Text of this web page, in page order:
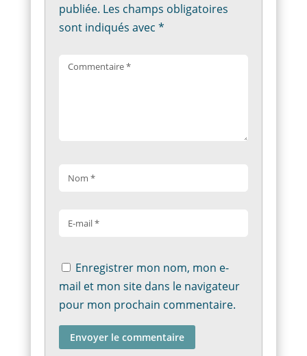
publiée. Les champs obligatoires
sont indiqués avec *
Enregistrer mon nom, mon e-
mail et mon site dans le navigateur
pour mon prochain commentaire.
Envoyer le commentaire